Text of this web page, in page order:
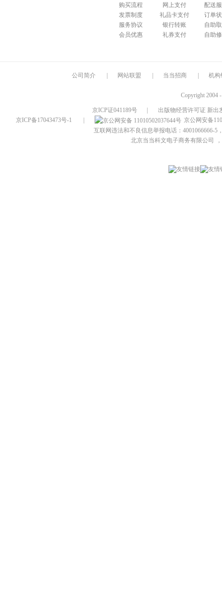
购买流程
发票制度
服务协议
会员优惠
网上支付
礼品卡支付
银行转账
礼券支付
配送
订单
自助
自助
公司简介 网站联盟 当当招商 机构
Copyright 2004
京ICP证041189号
出版物经营许可证 新出
京ICP备17043473号-1
京公网安备
互联网违法和不良信息举报电话：4001066666-5
北京当当科文电子商务有限公司